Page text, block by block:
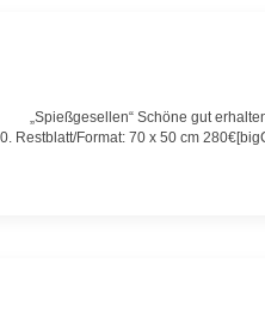
Schöne gut erhaltene
Restblatt/Format: 70 x 50 cm